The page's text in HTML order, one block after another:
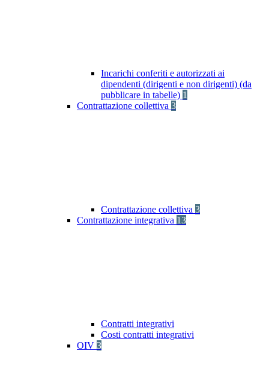
Incarichi conferiti e autorizzati ai
dipendenti (dirigenti e non dirigenti) (da
pubblicare in tabelle) 1
Contrattazione collettiva 3
Contrattazione collettiva 3
Contrattazione integrativa 13
Contratti integrativi
Costi contratti integrativi
OIV 3